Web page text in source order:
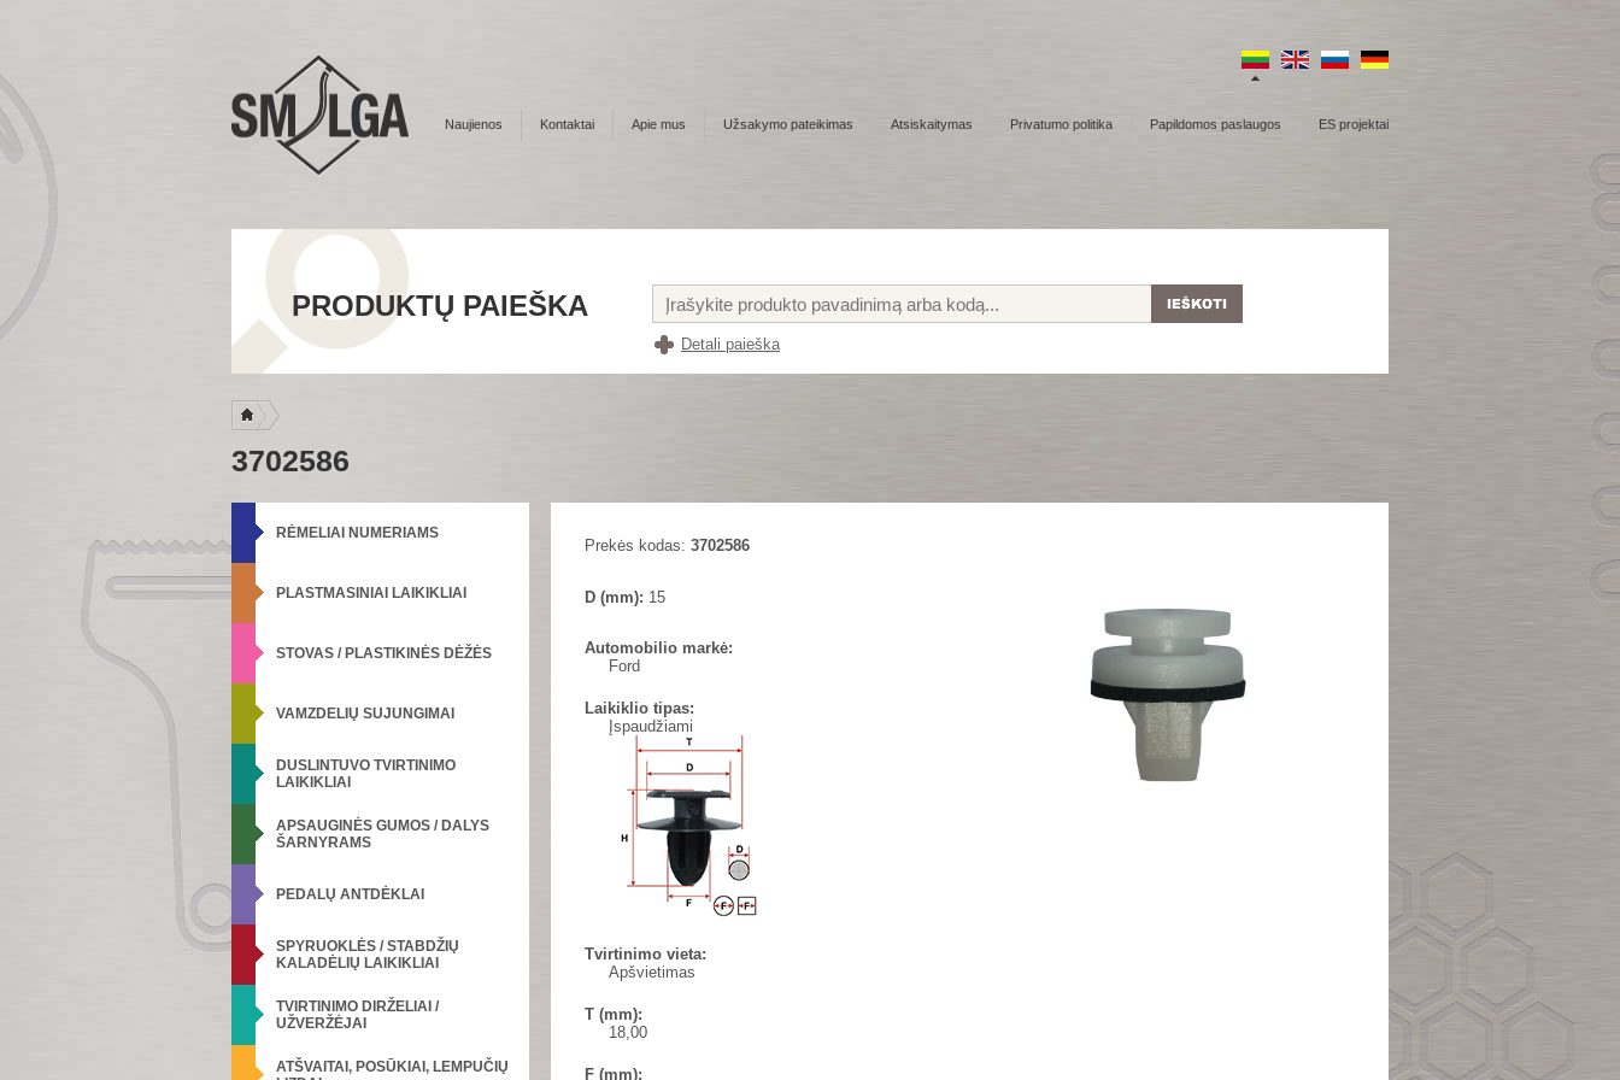
ES projektai
Papildomos paslaugos
Privatumo politika
Atsiskaitymas
Užsakymo pateikimas
Apie mus
Kontaktai
Naujienos
PRODUKTŲ PAIEŠKA
Detali paieška
3702586
RĖMELIAI NUMERIAMS
PLASTMASINIAI LAIKIKLIAI
STOVAS / PLASTIKINĖS DĖŽĖS
VAMZDELIŲ SUJUNGIMAI
DUSLINTUVO TVIRTINIMO
LAIKIKLIAI
APSAUGINĖS GUMOS / DALYS
ŠARNYRAMS
PEDALŲ ANTDĖKLAI
SPYRUOKLĖS / STABDŽIŲ
KALADĖLIŲ LAIKIKLIAI
TVIRTINIMO DIRŽELIAI /
UŽVERŽĖJAI
ATŠVAITAI, POSŪKIAI, LEMPUČIŲ
Prekės kodas: 3702586
D (mm): 15
Automobilio markė:
Ford
Laikiklio tipas:
Įspaudžiami
Tvirtinimo vieta:
Apšvietimas
T (mm):
18,00
F (mm):